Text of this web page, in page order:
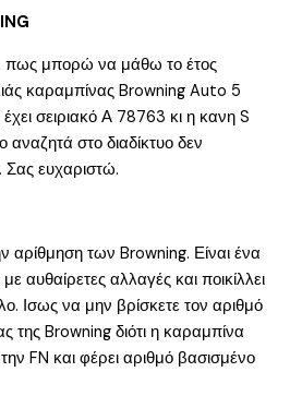
πως μπορώ να μάθω το έτος
καραμπίνας Browning Auto 5
σειριακό Α 78763 κι η κανη S
στο διαδίκτυο δεν
ευχαριστώ.
αρίθμηση των Browning. Είναι ένα
αυθαίρετες αλλαγές και ποικίλλει
Ισως να μην βρίσκετε τον αριθμό
της Browning διότι η καραμπίνα
FN και φέρει αριθμό βασισμένο